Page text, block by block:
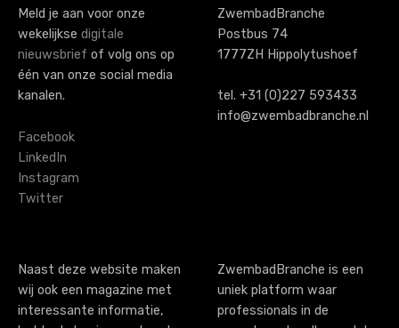
s
n
a
i
g
a
i
o
Meld je aan voor onze
wekelijkse digitale
nieuwsbrief of volg ons op
één van onze social media
kanalen.
Facebook
LinkedIn
Instagram
Twitter
ZwembadBranche
Postbus 74
1777ZH Hippolytushoef
tel. +31 (0)227 593433
info@zwembadbranche.nl
Naast deze website maken
wij ook een magazine met
interessante informatie,
ZwembadBranche is een
uniek platform waar
professionals in de